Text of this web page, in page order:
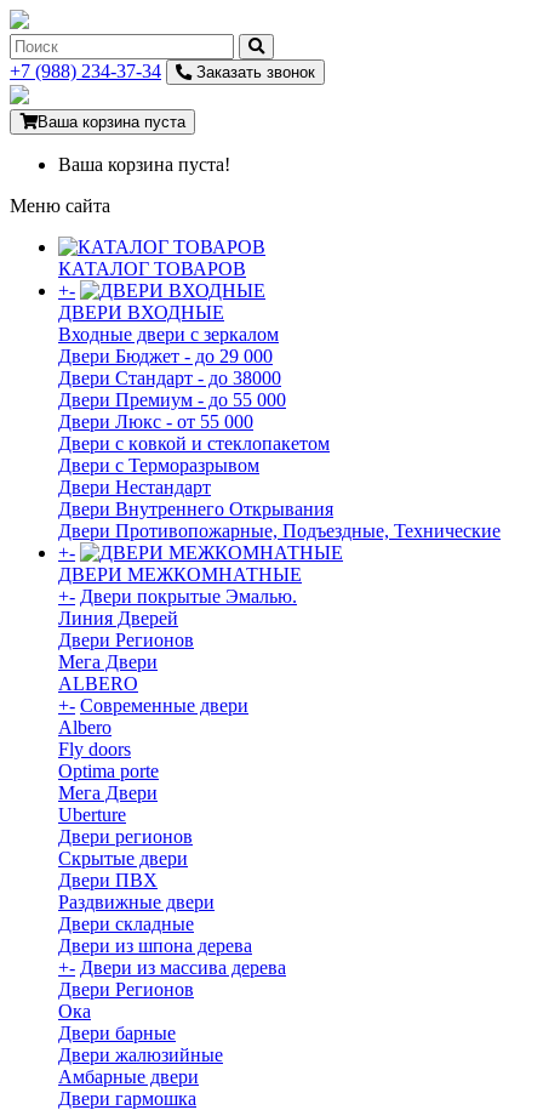
+7 (988) 234-37-34 Заказать звонок
Ваша корзина пуста
Ваша корзина пуста!
Меню сайта
КАТАЛОГ ТОВАРОВ
+-
ДВЕРИ ВХОДНЫЕ
Входные двери с зеркалом
Двери Бюджeт - до 29 000
Двери Стaндaрт - до 38000
Двери Прeмиум - до 55 000
Двери Люкс - от 55 000
Двери с кoвкой и стеклопакетом
Двери с Терморазрывом
Двери Нecтaндaрт
Двери Внутреннего Открывания
Двери Противопожарные, Подъездные, Технические
+-
ДВЕРИ МЕЖКОМНАТНЫЕ
+- Двери покрытые Эмалью.
Линия Дверей
Двери Регионов
Мега Двери
ALBERO
+- Современные двери
Albero
Fly doors
Optima porte
Мега Двери
Uberture
Двери регионов
Скрытые двери
Двери ПВХ
Раздвижные двери
Двери складные
Двери из шпона дерева
+- Двери из массива дерева
Двери Регионов
Ока
Двери барные
Двери жалюзийные
Амбарные двери
Двери гармошка